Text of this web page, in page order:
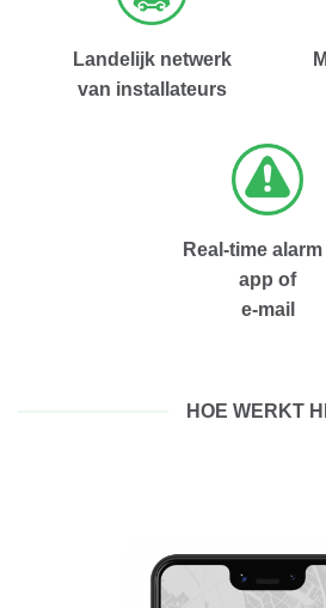
Landelijk netwerk
van installateurs
Real-time
app of
e-mail
HOE WERKT